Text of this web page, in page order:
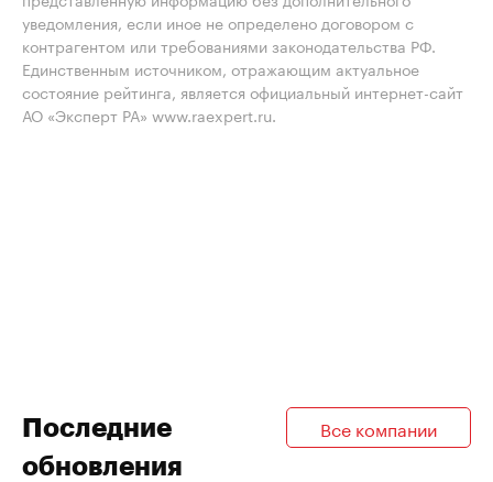
уведомления, если иное не определено договором с
контрагентом или требованиями законодательства РФ.
Единственным источником, отражающим актуальное
состояние рейтинга, является официальный интернет-сайт
АО «Эксперт РА» www.raexpert.ru.
Последние
обновления
Все компании